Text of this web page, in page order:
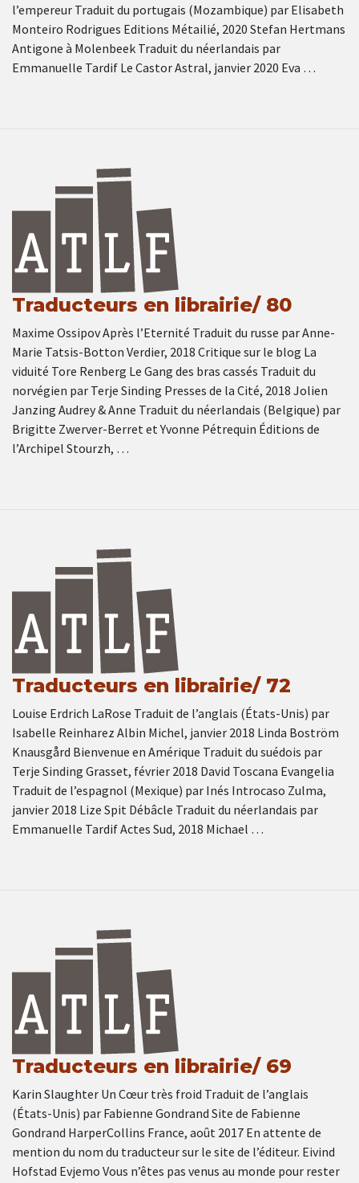
l’empereur Traduit du portugais (Mozambique) par Elisabeth
Monteiro Rodrigues Editions Métailié, 2020 Stefan Hertmans
Antigone à Molenbeek Traduit du néerlandais par
Emmanuelle Tardif Le Castor Astral, janvier 2020 Eva …
Traducteurs en librairie/ 80
Maxime Ossipov Après l’Eternité Traduit du russe par Anne-
Marie Tatsis-Botton Verdier, 2018 Critique sur le blog La
viduité Tore Renberg Le Gang des bras cassés Traduit du
norvégien par Terje Sinding Presses de la Cité, 2018 Jolien
Janzing Audrey & Anne Traduit du néerlandais (Belgique) par
Brigitte Zwerver-Berret et Yvonne Pétrequin Éditions de
l’Archipel Stourzh, …
Traducteurs en librairie/ 72
Louise Erdrich LaRose Traduit de l’anglais (États-Unis) par
Isabelle Reinharez Albin Michel, janvier 2018 Linda Boström
Knausgård Bienvenue en Amérique Traduit du suédois par
Terje Sinding Grasset, février 2018 David Toscana Evangelia
Traduit de l’espagnol (Mexique) par Inés Introcaso Zulma,
janvier 2018 Lize Spit Débâcle Traduit du néerlandais par
Emmanuelle Tardif Actes Sud, 2018 Michael …
Traducteurs en librairie/ 69
Karin Slaughter Un Cœur très froid Traduit de l’anglais
(États-Unis) par Fabienne Gondrand Site de Fabienne
Gondrand HarperCollins France, août 2017 En attente de
mention du nom du traducteur sur le site de l’éditeur. Eivind
Hofstad Evjemo Vous n’êtes pas venus au monde pour rester